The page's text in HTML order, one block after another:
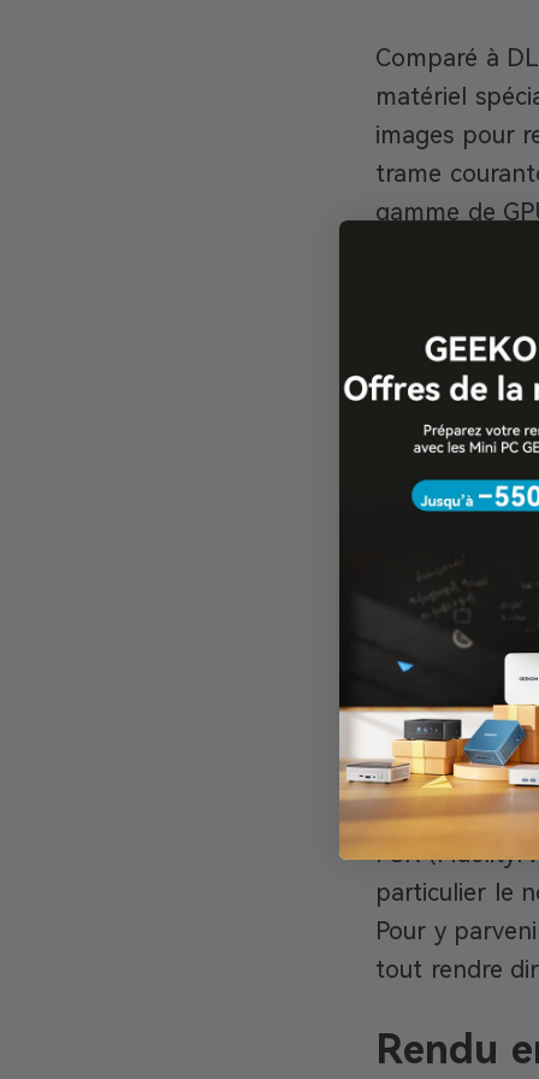
Comparé à
matériel
images pour
trame
gamme de
Une des
fonctionner
dédiés.
intégration
rendu le
En bref,
bon
un maximum
FSR
particulier le
Pour y
tout rendre
Rendu